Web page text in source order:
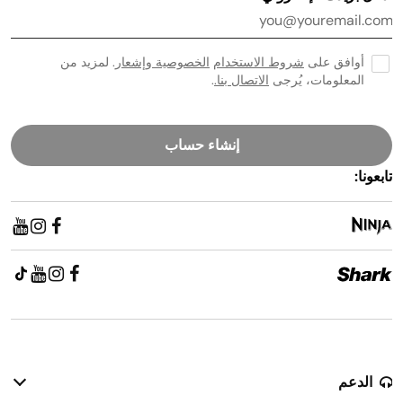
الدعم
أوافق على شروط الاستخدام الخصوصية وإشعار . لمزيد من
المعلومات، يُرجى الاتصال بنا..
إنشاء حساب
تابعونا: